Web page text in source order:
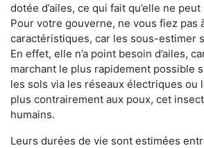
dotée d’ailes, ce qui fait qu’elle ne
Pour votre gouverne, ne vous fiez pas
caractéristiques, car les sous-estimer
En effet, elle n’a point besoin d’ailes,
marchant le plus rapidement possible
les sols via les réseaux électriques ou
plus contrairement aux poux, cet
humains.
Leurs durées de vie sont estimées